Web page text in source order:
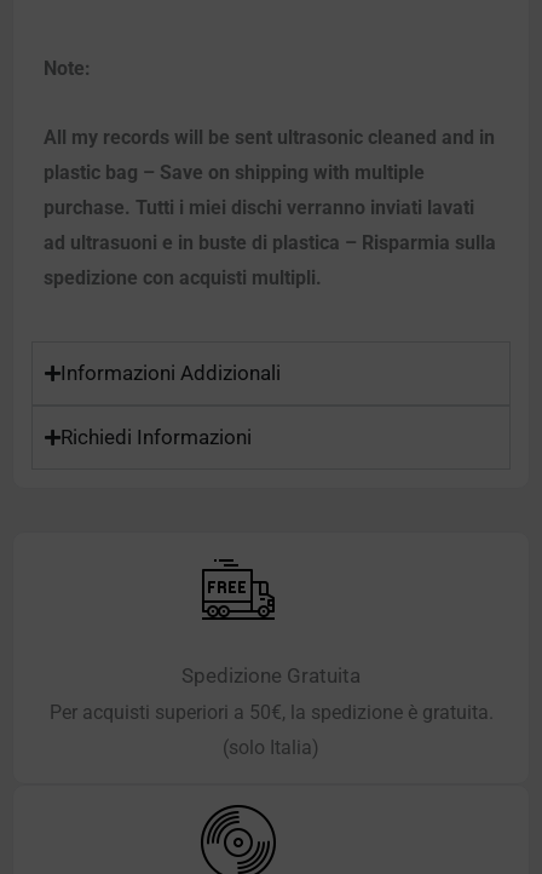
Note:
All my records will be sent ultrasonic cleaned and in
plastic bag – Save on shipping with multiple
purchase. Tutti i miei dischi verranno inviati lavati
ad ultrasuoni e in buste di plastica – Risparmia sulla
spedizione con acquisti multipli.
Informazioni Addizionali
Richiedi Informazioni
Spedizione Gratuita
Per acquisti superiori a 50€, la spedizione è gratuita.
(solo Italia)